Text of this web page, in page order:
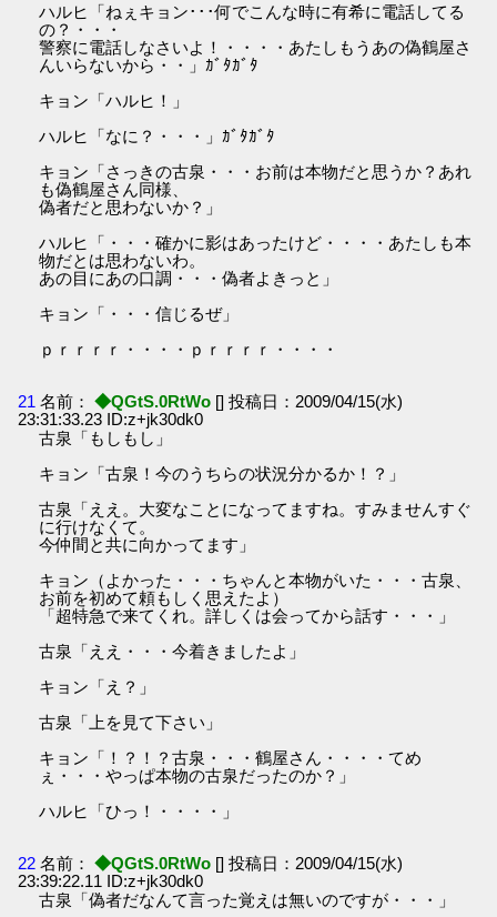
ハルヒ「ねぇキョン･･･何でこんな時に有希に電話してる
の？・・・
警察に電話しなさいよ！・・・・あたしもうあの偽鶴屋さ
んいらないから・・」ｶﾞﾀｶﾞﾀ
キョン「ハルヒ！」
ハルヒ「なに？・・・」ｶﾞﾀｶﾞﾀ
キョン「さっきの古泉・・・お前は本物だと思うか？あれ
も偽鶴屋さん同様、
偽者だと思わないか？」
ハルヒ「・・・確かに影はあったけど・・・・あたしも本
物だとは思わないわ。
あの目にあの口調・・・偽者よきっと」
キョン「・・・信じるぜ」
ｐｒｒｒｒ・・・・ｐｒｒｒｒ・・・・
21 名前： ◆QGtS.0RtWo [] 投稿日：2009/04/15(水)
23:31:33.23 ID:z+jk30dk0
古泉「もしもし」
キョン「古泉！今のうちらの状況分かるか！？」
古泉「ええ。大変なことになってますね。すみませんすぐ
に行けなくて。
今仲間と共に向かってます」
キョン（よかった・・・ちゃんと本物がいた・・・古泉、
お前を初めて頼もしく思えたよ）
「超特急で来てくれ。詳しくは会ってから話す・・・」
古泉「ええ・・・今着きましたよ」
キョン「え？」
古泉「上を見て下さい」
キョン「！？！？古泉・・・鶴屋さん・・・・てめ
ぇ・・・やっぱ本物の古泉だったのか？」
ハルヒ「ひっ！・・・・」
22 名前： ◆QGtS.0RtWo [] 投稿日：2009/04/15(水)
23:39:22.11 ID:z+jk30dk0
古泉「偽者だなんて言った覚えは無いのですが・・・」